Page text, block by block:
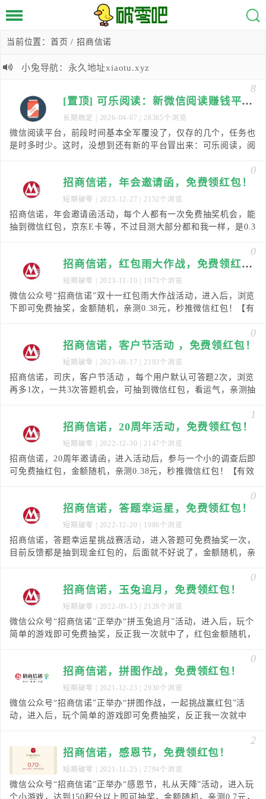
当前位置： 首页 / 招商信诺
小兔导航：永久地址xiaotu.xyz
8
[置顶] 可乐阅读：新微信阅读赚钱平台，0.3元提现！
长期稳定 | 2026-04-07 | 28385个浏览
微信阅读平台，前段时间基本全军覆没了，仅存的几个，任务也
是时多时少。这时，没想到还有新的平台冒出来：可乐阅读，阅
0
招商信诺，年会邀请函，免费领红包！
短期破零 | 2023-12-27 | 2152个浏览
招商信诺，年会邀请函活动，每个人都有一次免费抽奖机会，能
抽到微信红包，京东E卡等，不过目测大部分都和我一样，是0.3
0
招商信诺，红包雨大作战，免费领红包！
短期破零 | 2023-11-10 | 1973个浏览
微信公众号“招商信诺”双十一红包雨大作战活动，进入后，浏览
下即可免费抽奖，金额随机，亲测0.38元，秒推微信红包！【有
0
招商信诺，客户节活动 ，免费领红包！
短期破零 | 2023-08-17 | 2193个浏览
招商信诺，司庆，客户节活动 ，每个用户默认可答题2次，浏览
再多1次，一共3次答题机会，可抽到微信红包，看运气，亲测抽
1
招商信诺，20周年活动，免费领红包！
短期破零 | 2022-12-30 | 2147个浏览
招商信诺，20周年邀请函，进入活动后，参与一个小的调查后即
可免费抽红包，金额随机，亲测0.38元，秒推微信红包！【有效
0
招商信诺，答题幸运星，免费领红包！
短期破零 | 2022-12-20 | 1986个浏览
招商信诺，答题幸运星挑战赛活动，进入答题可免费抽奖一次，
目前反馈都是抽到现金红包的，后面就不好说了，金额随机，亲
0
招商信诺，玉兔追月，免费领红包！
短期破零 | 2022-09-15 | 2128个浏览
微信公众号“招商信诺”正举办“拼玉兔追月”活动，进入后，玩个
简单的游戏即可免费抽奖，反正我一次就中了，红包金额随机，
0
招商信诺，拼图作战，免费领红包！
短期破零 | 2021-12-23 | 2930个浏览
微信公众号“招商信诺”正举办“拼图作战，一起挑战赢红包”活
动，进入后，玩个简单的游戏即可免费抽奖，反正我一次就中
2
招商信诺，感恩节，免费领红包！
短期破零 | 2021-11-25 | 2794个浏览
微信公众号“招商信诺”正举办“感恩节，礼从天降”活动，进入玩
个小游戏，达到150积分以上即可抽奖，金额随机，亲测0.7元，